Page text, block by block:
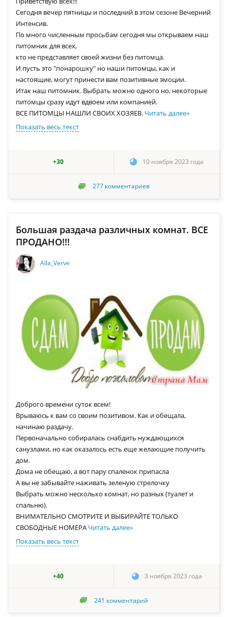
Сегодня вечер пятницы и последний в этом сезоне Вечерний
Интенсив.
По много численным просьбам сегодня мы открываем наш
питомник для всех,
кто не представляет своей жизни без питомца.
И пусть это "понарошку" но наши питомцы, как и
настоящие, могут принести вам позитивные эмоции.
Итак наш питомник. Выбрать можно одного но, некоторые
питомцы сразу идут вдвоем или компанией.
ВСЕ ПИТОМЦЫ НАШЛИ СВОИХ ХОЗЯЕВ. Читать далее»
Показать весь текст
+30 10 ноября 2023 года
277 комментариев
Большая раздача различных комнат. ВСЕ
ПРОДАНО!!!
Alla_Verve
Доброго времени суток всем!
Врываюсь к вам со своим позитивом. Как и обещала,
начинаю раздачу.
Первоначально собиралась снабдить нуждающихся
санузлами, но как оказалось есть еще желающие получить
дом.
Дома не обещаю, а вот пару спаленок припасла
А вы не забывайте наживать зеленую стрелочку
Выбрать можно несколько комнат, но разных (туалет и
спальню).
ВНИМАТЕЛЬНО СМОТРИТЕ И ВЫБИРАЙТЕ ТОЛЬКО
СВОБОДНЫЕ НОМЕРА Читать далее»
Показать весь текст
+40 3 ноября 2023 года
241 комментарий